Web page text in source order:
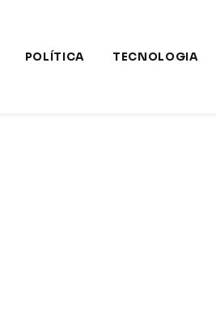
POLÍTICA TECNOLOGIA